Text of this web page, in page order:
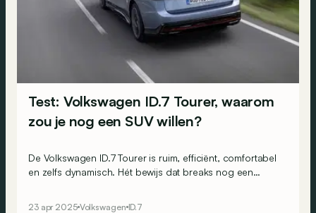
Test: Volkswagen ID.7 Tourer, waarom
zou je nog een SUV willen?
De Volkswagen ID.7 Tourer is ruim, efficiënt, comfortabel
en zelfs dynamisch. Hét bewijs dat breaks nog een
23 apr 2025 Volkswagen ID.7